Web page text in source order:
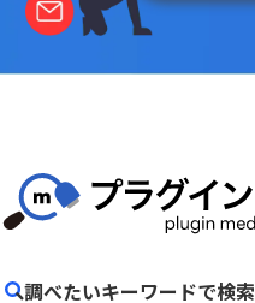
調べたいキーワードで検索